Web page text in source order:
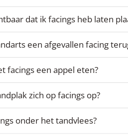
dat ik facings heb laten
een afgevallen facing
facings een appel eten?
zich op facings op?
onder het tandvlees?